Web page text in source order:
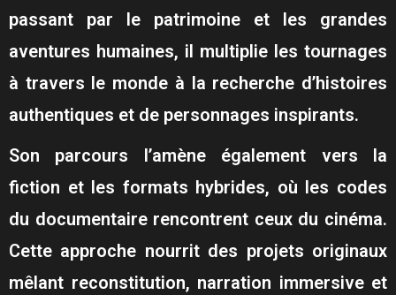
passant par le patrimoine et les grandes
aventures humaines, il multiplie les tournages
à travers le monde à la recherche d’histoires
authentiques et de personnages inspirants.
Son parcours l’amène également vers la
fiction et les formats hybrides, où les codes
du documentaire rencontrent ceux du cinéma.
Cette approche nourrit des projets originaux
mêlant reconstitution, narration immersive et